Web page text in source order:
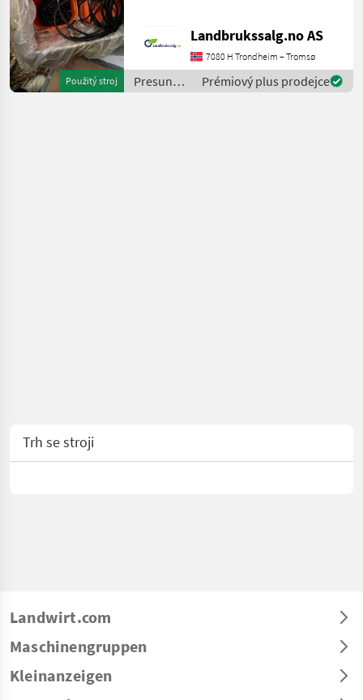
Použitý stroj
reference number upon
request: 7216 See
en.landbrukssalg.no/7216
for m
Landbrukssalg.no AS
7080 H Trondheim – Tromsø
Presun
materiálu
Prémiový plus prodejce
Trh se stroji
Landwirt.com
Maschinengruppen
Kleinanzeigen